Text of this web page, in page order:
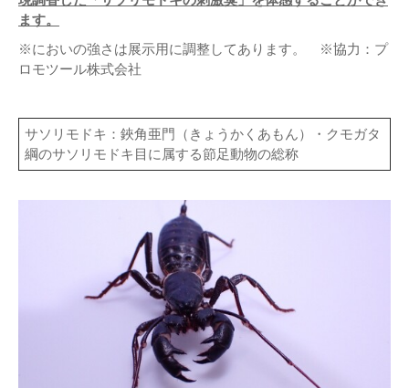
ます。
※においの強さは展示用に調整してあります。 ※協力：プ
ロモツール株式会社
サソリモドキ：鋏角亜門（きょうかくあもん）・クモガタ
綱のサソリモドキ目に属する節足動物の総称